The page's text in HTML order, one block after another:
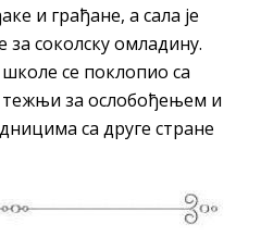
и грађане, а сала је
за соколску омладину.
се поклопио са
за ослобођењем и
са друге стране